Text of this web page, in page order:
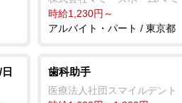
時給1,230円～
アルバイト・パート / 東京都
歯科助手
医療法人社団スマイルデント